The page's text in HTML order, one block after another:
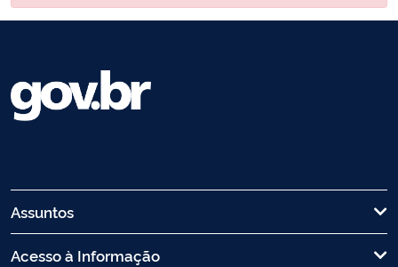
Assuntos
Acesso à Informação